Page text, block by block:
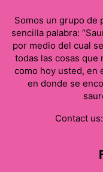
Somos un grupo de
sencilla palabra:
por medio del cual
todas las cosas que
como hoy usted, en
en donde se
Contact us: